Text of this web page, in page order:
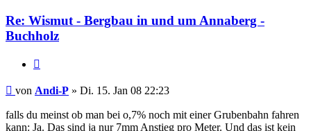
Re: Wismut - Bergbau in und um Annaberg -
Buchholz
Beitrag
von Andi-P » Di. 15. Jan 08 22:23
falls du meinst ob man bei o,7% noch mit einer Grubenbahn fahren
kann: Ja. Das sind ja nur 7mm Anstieg pro Meter. Und das ist kein